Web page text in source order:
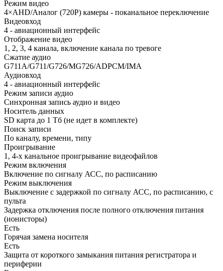
Режим видео
4×AHD/Аналог (720P) камеры - поканальное переключение
Видеовход
4 - авиационный интерфейс
Отображение видео
1, 2, 3, 4 канала, включение канала по тревоге
Сжатие аудио
G711A/G711/G726/MG726/ADPCM/IMA
Аудиовход
4 - авиационный интерфейс
Режим записи аудио
Синхронная запись аудио и видео
Носитель данных
SD карта до 1 Тб (не идет в комплекте)
Поиск записи
По каналу, времени, типу
Проигрывание
1, 4-х канальное проигрывание видеофайлов
Режим включения
Включение по сигналу АСС, по расписанию
Режим выключения
Выключение с задержкой по сигналу АСС, по расписанию, с
пульта
Задержка отключения после полного отключения питания
(ионисторы)
Есть
Горячая замена носителя
Есть
Защита от короткого замыкания питания регистратора и
периферии